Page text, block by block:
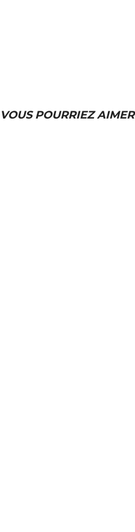
VOUS POURRIEZ AIMER